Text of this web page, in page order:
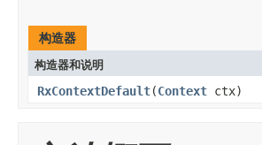
构造器
构造器和说明
RxContextDefault(Context ctx)